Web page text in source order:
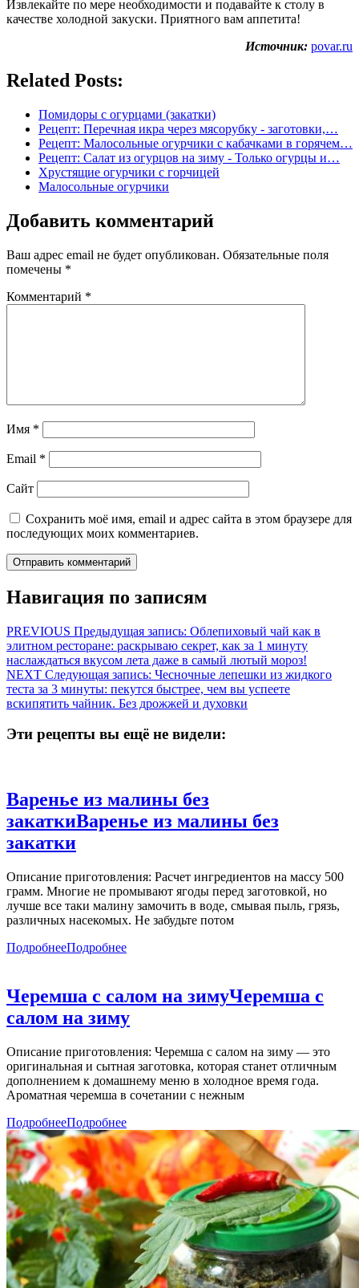
Извлекайте по мере необходимости и подавайте к столу в
качестве холодной закуски. Приятного вам аппетита!
Источник: povar.ru
Related Posts:
Помидоры с огурцами (закатки)
Рецепт: Перечная икра через мясорубку - заготовки,…
Рецепт: Малосольные огурчики с кабачками в горячем…
Рецепт: Салат из огурцов на зиму - Только огурцы и…
Хрустящие огурчики с горчицей
Малосольные огурчики
Добавить комментарий
Ваш адрес email не будет опубликован. Обязательные поля
помечены *
Комментарий *
Имя *
Email *
Сайт
Сохранить моё имя, email и адрес сайта в этом браузере для
последующих моих комментариев.
Навигация по записям
PREVIOUS Предыдущая запись: Облепиховый чай как в
элитном ресторане: раскрываю секрет, как за 1 минуту
наслаждаться вкусом лета даже в самый лютый мороз!
NEXT Следующая запись: Чесночные лепешки из жидкого
теста за 3 минуты: пекутся быстрее, чем вы успеете
вскипятить чайник. Без дрожжей и духовки
Эти рецепты вы ещё не видели:
Варенье из малины без
закаткиВаренье из малины без
закатки
Описание приготовления: Расчет ингредиентов на массу 500
грамм. Многие не промывают ягоды перед заготовкой, но
лучше все таки малину замочить в воде, смывая пыль, грязь,
различных насекомых. Не забудьте потом
ПодробнееПодробнее
Черемша с салом на зимуЧеремша с
салом на зиму
Описание приготовления: Черемша с салом на зиму — это
оригинальная и сытная заготовка, которая станет отличным
дополнением к домашнему меню в холодное время года.
Ароматная черемша в сочетании с нежным
ПодробнееПодробнее